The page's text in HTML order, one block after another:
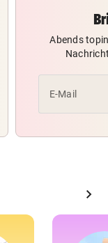
Abends
E-Mail
chevron_right